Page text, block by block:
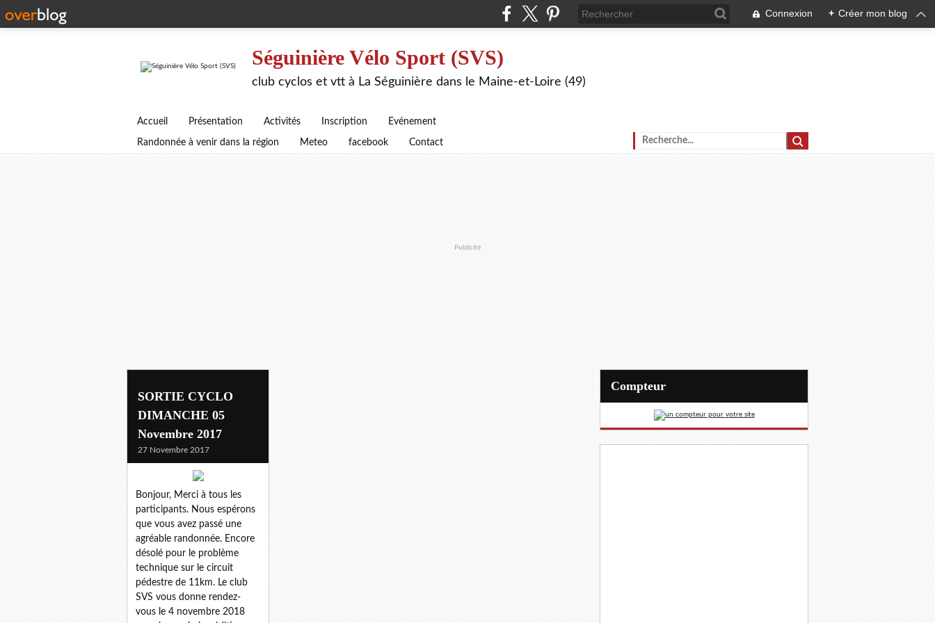
Connexion + Créer mon blog
Séguinière Vélo Sport (SVS)
club cyclos et vtt à La Séguinière dans le Maine-et-Loire (49)
Accueil Présentation Activités Inscription Evénement
Randonnée à venir dans la région Meteo facebook Contact
Publicité
SORTIE CYCLO
DIMANCHE 05
Novembre 2017
27 Novembre 2017
Bonjour, Merci à tous les
participants. Nous espérons
que vous avez passé une
agréable randonnée. Encore
désolé pour le problème
technique sur le circuit
pédestre de 11km. Le club
SVS vous donne rendez-
vous le 4 novembre 2018
Compteur